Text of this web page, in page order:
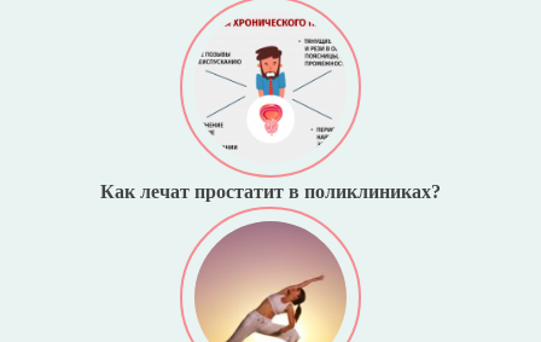
Как лечат простатит в поликлиниках?